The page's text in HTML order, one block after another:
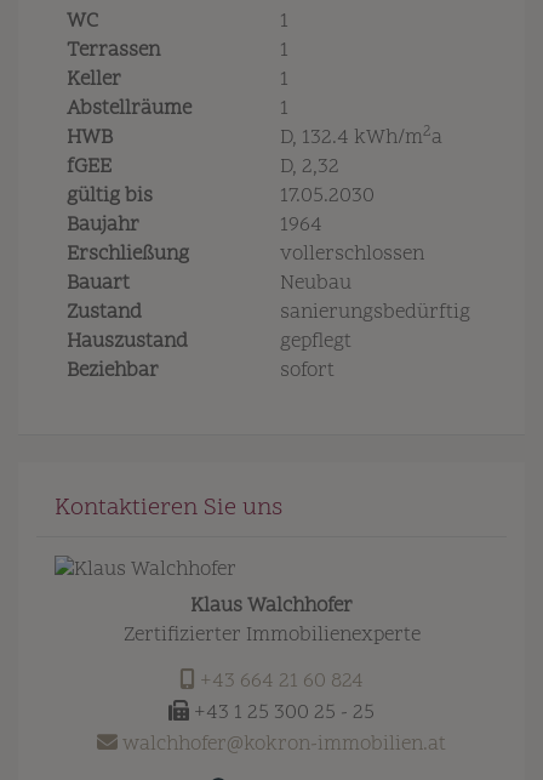
WC
1
Terrassen
1
Keller
1
Abstellräume
1
HWB
D, 132.4 kWh/m2a
fGEE
D, 2,32
gültig bis
17.05.2030
Baujahr
1964
Erschließung
vollerschlossen
Bauart
Neubau
Zustand
sanierungsbedürftig
Hauszustand
gepflegt
Beziehbar
sofort
Kontaktieren Sie uns
Klaus Walchhofer
Zertifizierter Immobilienexperte
+43 664 21 60 824
+43 1 25 300 25 - 25
walchhofer@kokron-immobilien.at